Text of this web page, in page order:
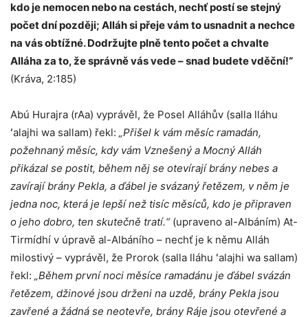
kdo je nemocen nebo na cestách, nechť postí se stejný
počet dní později; Alláh si přeje vám to usnadnit a nechce
na vás obtížné. Dodržujte plně tento počet a chvalte
Alláha za to, že správně vás vede – snad budete vděční!“
(Kráva, 2:185)
Abú Hurajra (rAa) vyprávěl, že Posel Alláhův (salla lláhu
ʻalajhi wa sallam) řekl: „Přišel k vám měsíc ramadán,
požehnaný měsíc, kdy vám Vznešený a Mocný Alláh
přikázal se postit, během něj se otevírají brány nebes a
zavírají brány Pekla, a ďábel je svázaný řetězem, v něm je
jedna noc, která je lepší než tisíc měsíců, kdo je připraven
o jeho dobro, ten skutečně tratí.“(upraveno al-Albáním) At-
Tirmídhí v úpravě al-Albáního – nechť je k němu Alláh
milostivý – vyprávěl, že Prorok (salla lláhu ʻalajhi wa sallam)
řekl: „Během první noci měsíce ramadánu je ďábel svázán
řetězem, džinové jsou drženi na uzdě, brány Pekla jsou
zavřené a žádná se neotevře, brány Ráje jsou otevřené a